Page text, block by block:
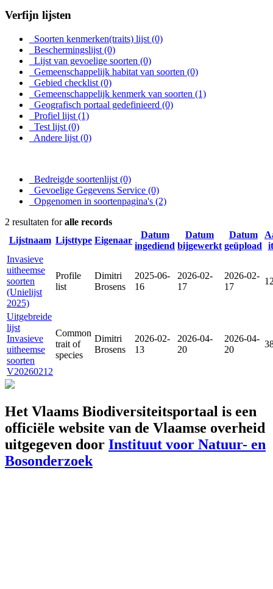
Verfijn lijsten
Soorten kenmerken(traits) lijst (0)
Beschermingslijst (0)
Lijst van gevoelige soorten (0)
Gemeenschappelijk habitat van soorten (0)
Gebied checklist (0)
Gemeenschappelijk kenmerk van soorten (1)
Geografisch portaal gedefinieerd (0)
Profiel lijst (1)
Test lijst (0)
Andere lijst (0)
Bedreigde soortenlijst (0)
Gevoelige Gegevens Service (0)
Opgenomen in soortenpagina's (2)
2 resultaten foralle records
Lijstnaam Lijsttype Eigenaar
Datum
ingediend
Datum
bijgewerkt
Datum
geüpload
Invasieve
uitheemse
soorten
(Unielijst
2025)
Profile
list
Dimitri
Brosens
2025-06-
16
2026-02-
17
2026-02-
17
Uitgebreide
lijst
Invasieve
uitheemse
soorten
V20260212
Common
trait of
species
Dimitri
Brosens
2026-02-
13
2026-04-
20
2026-04-
20
Het Vlaams Biodiversiteitsportaal is een
officiële website van de Vlaamse overheid
uitgegeven door Instituut voor Natuur- en
Bosonderzoek